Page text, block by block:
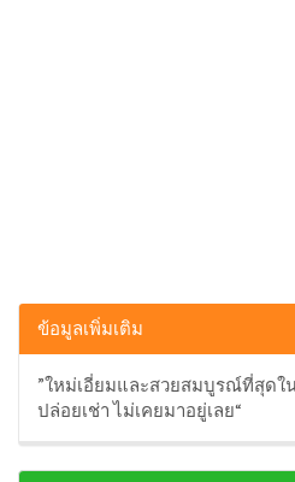
ข้อมูลเพิ่มเติม
”ใหม่เอี่ยมและสวยสมบูรณ์ที่สุดใ
ปล่อยเช่า ไม่เคยมาอยู่เลย“